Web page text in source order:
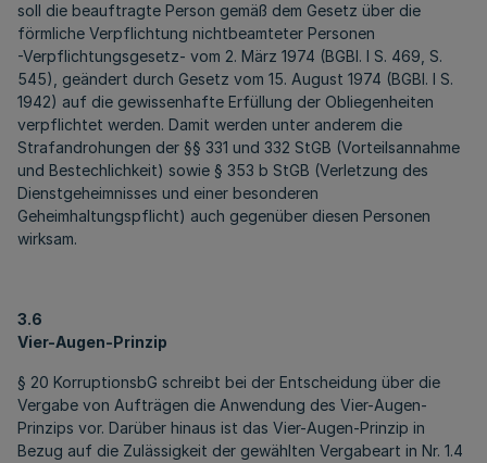
soll die beauftragte Person gemäß dem Gesetz über die
förmliche Verpflichtung nichtbeamteter Personen
-Verpflichtungsgesetz- vom 2. März 1974 (BGBl. I S. 469, S.
545), geändert durch Gesetz vom 15. August 1974 (BGBl. I S.
1942) auf die gewissenhafte Erfüllung der Obliegenheiten
verpflichtet werden. Damit werden unter anderem die
Strafandrohungen der §§ 331 und 332 StGB (Vorteilsannahme
und Bestechlichkeit) sowie § 353 b StGB (Verletzung des
Dienstgeheimnisses und einer besonderen
Geheimhaltungspflicht) auch gegenüber diesen Personen
wirksam.
3.6
Vier-Augen-Prinzip
§ 20 KorruptionsbG schreibt bei der Entscheidung über die
Vergabe von Aufträgen die Anwendung des Vier-Augen-
Prinzips vor. Darüber hinaus ist das Vier-Augen-Prinzip in
Bezug auf die Zulässigkeit der gewählten Vergabeart in Nr. 1.4